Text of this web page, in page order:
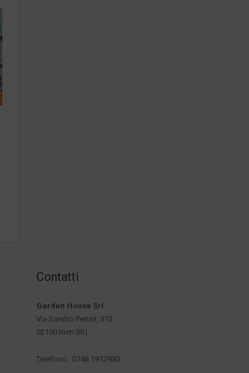
Contatti
Garden House Srl
Via Sandro Pertini, 373
02100 Rieti (RI)
Telefono : 0746.1912930